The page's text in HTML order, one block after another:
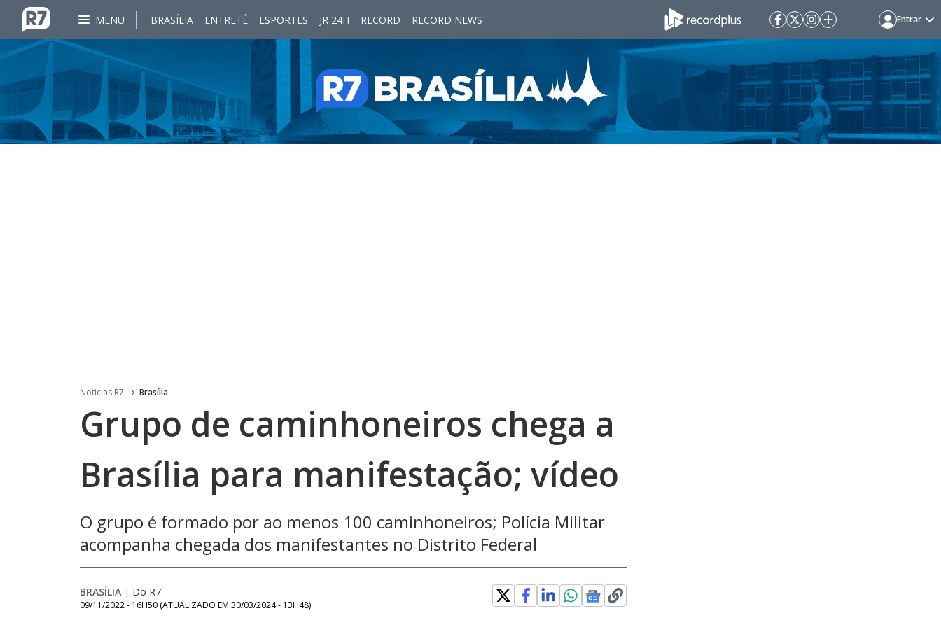
MENU BRASÍLIA ENTRETÊ ESPORTES JR 24H RECORD RECORD NEWS Entrar
Noticias R7 Brasília
Grupo de caminhoneiros chega a
Brasília para manifestação; vídeo
O grupo é formado por ao menos 100 caminhoneiros; Polícia Militar
acompanha chegada dos manifestantes no Distrito Federal
BRASÍLIA | Do R7
09/11/2022 - 16H50 (ATUALIZADO EM 30/03/2024 - 13H48)